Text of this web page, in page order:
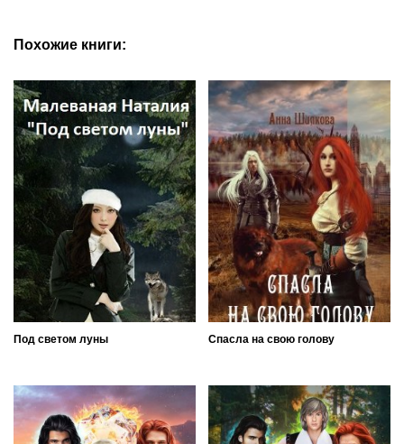
Похожие книги:
Под светом луны Спасла на свою голову